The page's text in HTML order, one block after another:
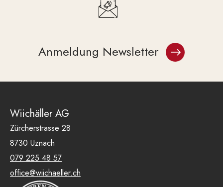
Anmeldung Newsletter
Wiichäller AG
Zürcherstrasse 28
8730 Uznach
079 225 48 57
office@wiichaeller.ch